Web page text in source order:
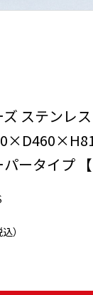
ステンレ
ータイプ 【
込）